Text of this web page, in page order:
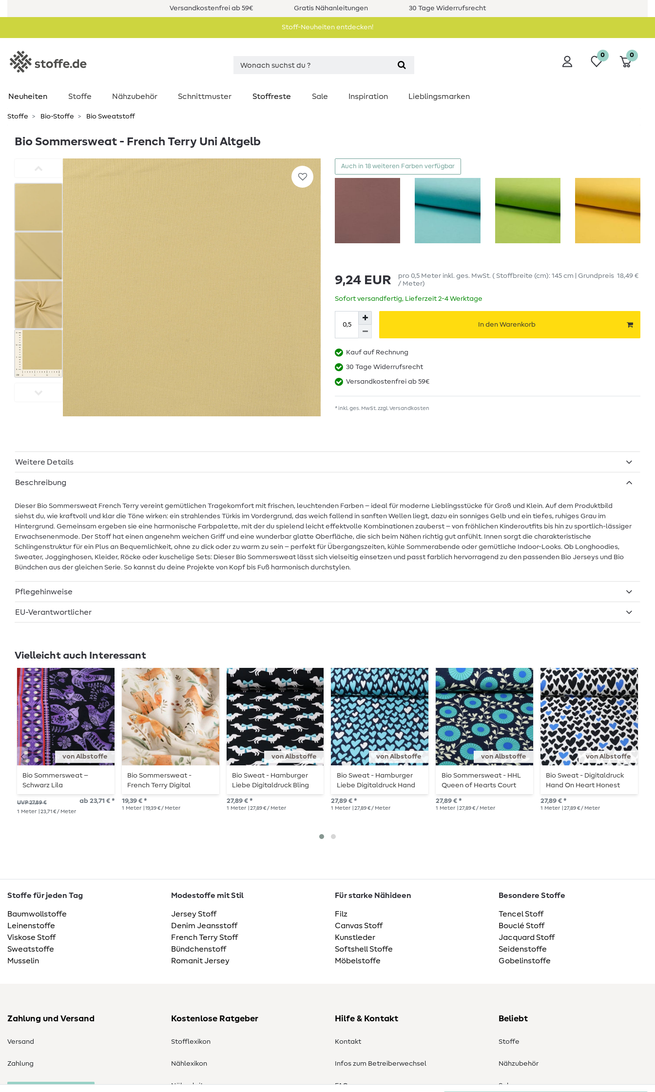
Versandkostenfrei ab 59€ Gratis Nähanleitungen 30 Tage Widerrufsrecht
Stoff-Neuheiten entdecken!
0 0
Neuheiten Stoffe Nähzubehör Schnittmuster Stoffreste Sale Inspiration Lieblingsmarken
Stoffe Bio-Stoffe Bio Sweatstoff
Bio Sommersweat - French Terry Uni Altgelb
Auch in 18 weiteren Farben verfügbar
9,24 EUR pro 0,5 Meter inkl. ges. MwSt. ( Stoffbreite (cm): 145 cm | Grundpreis 18,49 €
/ Meter)
Sofort versandfertig, Lieferzeit 2-4 Werktage
In den Warenkorb
Kauf auf Rechnung
30 Tage Widerrufsrecht
Versandkostenfrei ab 59€
* inkl. ges. MwSt. zzgl.Versandkosten
Weitere Details
Beschreibung
Dieser Bio Sommersweat French Terry vereint gemütlichen Tragekomfort mit frischen, leuchtenden Farben – ideal für moderne Lieblingsstücke für Groß und Klein. Auf dem Produktbild
siehst du, wie kraftvoll und klar die Töne wirken: ein strahlendes Türkis im Vordergrund, das weich fallend in sanften Wellen liegt, dazu ein sonniges Gelb und ein tiefes, ruhiges Grau im
Hintergrund. Gemeinsam ergeben sie eine harmonische Farbpalette, mit der du spielend leicht effektvolle Kombinationen zauberst – von fröhlichen Kinderoutfits bis hin zu sportlich-lässiger
Erwachsenenmode. Der Stoff hat einen angenehm weichen Griff und eine wunderbar glatte Oberfläche, die sich beim Nähen richtig gut anfühlt. Innen sorgt die charakteristische
Schlingenstruktur für ein Plus an Bequemlichkeit, ohne zu dick oder zu warm zu sein – perfekt für Übergangszeiten, kühle Sommerabende oder gemütliche Indoor-Looks. Ob Longhoodies,
Sweater, Jogginghosen, Kleider, Röcke oder kuschelige Sets: Dieser Bio Sommersweat lässt sich vielseitig einsetzen und passt farblich hervorragend zu den passenden Bio Jerseys und Bio
Bündchen aus der gleichen Serie. So kannst du deine Projekte von Kopf bis Fuß harmonisch durchstylen.
Pflegehinweise
EU-Verantwortlicher
Vielleicht auch Interessant
von Albstoffe
Bio Sommersweat –
Schwarz Lila
UVP 27,89 € ab 23,71 € *
1 Meter | 23,71 € / Meter
Bio Sommersweat -
French Terry Digital
Füchse Offwhite
19,39 € *
1 Meter | 19,39 € / Meter
von Albstoffe
Bio Sweat - Hamburger
Liebe Digitaldruck Bling
Bling Wiener Dog Schwarz
27,89 € *
1 Meter | 27,89 € / Meter
von Albstoffe
Bio Sweat - Hamburger
Liebe Digitaldruck Hand
On Heart Honest Navy
27,89 € *
1 Meter | 27,89 € / Meter
von Albstoffe
Bio Sommersweat - HHL
Queen of Hearts Court
Garden Navy
27,89 € *
1 Meter | 27,89 € / Meter
von Albstoffe
Bio Sweat - Digitaldruck
Hand On Heart Honest
Ecru Schwarz
27,89 € *
1 Meter | 27,89 € / Meter
Stoffe für jeden Tag
Baumwollstoffe
Leinenstoffe
Viskose Stoff
Sweatstoffe
Musselin
Modestoffe mit Stil
Jersey Stoff
Denim Jeansstoff
French Terry Stoff
Bündchenstoff
Romanit Jersey
Für starke Nähideen
Filz
Canvas Stoff
Kunstleder
Softshell Stoffe
Möbelstoffe
Besondere Stoffe
Tencel Stoff
Bouclé Stoff
Jacquard Stoff
Seidenstoffe
Gobelinstoffe
Zahlung und Versand
Versand
Zahlung
Kostenlose Ratgeber
Stofflexikon
Nählexikon
Nähanleitungen
Hilfe & Kontakt
Kontakt
Infos zum Betreiberwechsel
FAQ
Beliebt
Stoffe
Nähzubehör
Sale